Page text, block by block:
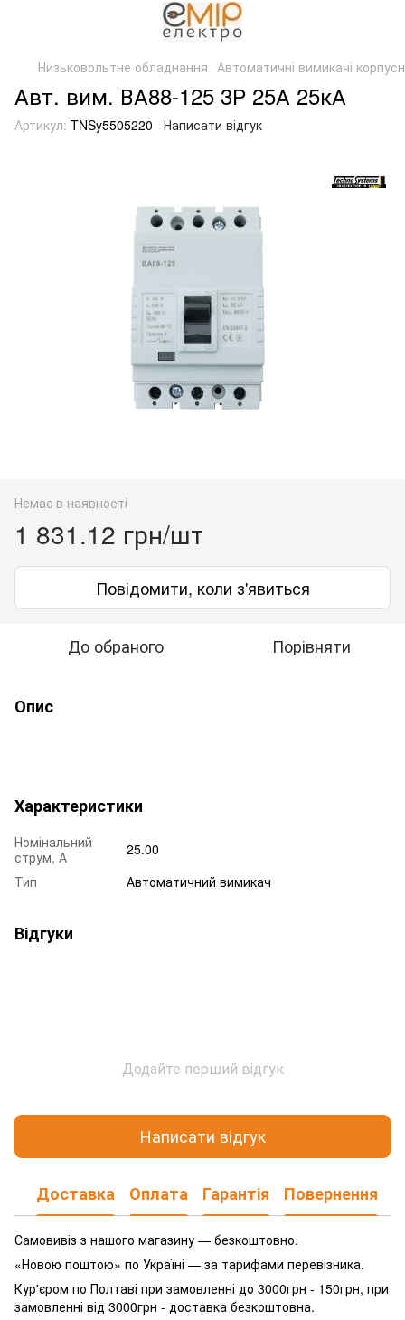
Низьковольтне обладнання Автоматичні вимикачі
Авт. вим. ВА88-125 3Р 25А 25кА
Артикул: TNSy5505220 Написати відгук
Немає в наявності
1 831.12 грн/шт
Повідомити, коли з'явиться
До обраного Порівняти
Опис
Характеристики
Номінальний
струм, А
25.00
Тип
Автоматичний вимикач
Відгуки
Додайте перший відгук
Написати відгук
Доставка Оплата Гарантія Повернення
Самовивіз з нашого магазину — безкоштовно.
«Новою поштою» по Україні — за тарифами перевізника.
Кур'єром по Полтаві при замовленні до 3000грн - 150грн, при
замовленні від 3000грн - доставка безкоштовна.